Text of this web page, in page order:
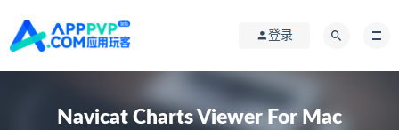
登录
Navicat Charts Viewer For Mac